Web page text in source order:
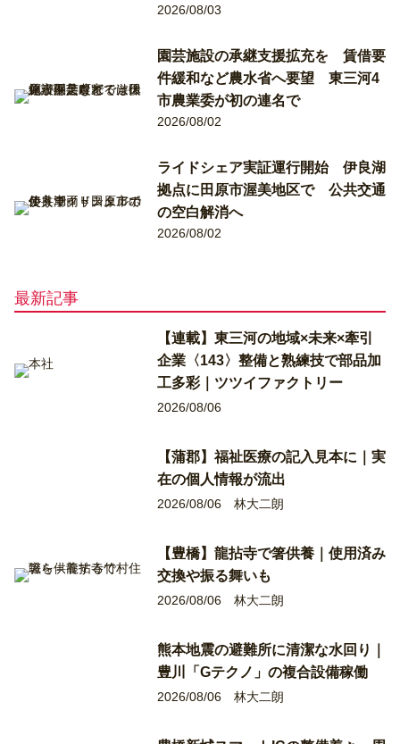
2026/08/03
園芸施設の承継支援拡充を 賃借要
件緩和など農水省へ要望 東三河4
市農業委が初の連名で
2026/08/02
ライドシェア実証運行開始 伊良湖
拠点に田原市渥美地区で 公共交通
の空白解消へ
2026/08/02
最新記事
【連載】東三河の地域×未来×牽引
企業〈143〉整備と熟練技で部品加
工多彩｜ツツイファクトリー
2026/08/06
【蒲郡】福祉医療の記入見本に｜実
在の個人情報が流出
2026/08/06 林大二朗
【豊橋】龍拈寺で箸供養｜使用済み
交換や振る舞いも
2026/08/06 林大二朗
熊本地震の避難所に清潔な水回り｜
豊川「Gテクノ」の複合設備稼働
2026/08/06 林大二朗